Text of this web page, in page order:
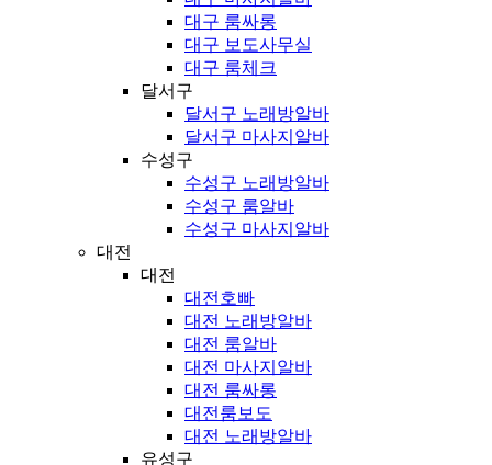
대구 룸싸롱
대구 보도사무실
대구 룸체크
달서구
달서구 노래방알바
달서구 마사지알바
수성구
수성구 노래방알바
수성구 룸알바
수성구 마사지알바
대전
대전
대전호빠
대전 노래방알바
대전 룸알바
대전 마사지알바
대전 룸싸롱
대전룸보도
대전 노래방알바
유성구